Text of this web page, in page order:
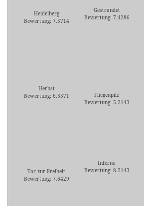
Heidelberg
Bewertung: 7.5714
Gestrandet
Bewertung: 7.4286
Herbst
Bewertung: 6.3571
Fliegenpilz
Bewertung: 5.2143
Tor zur Freiheit
Bewertung: 7.6429
Inferno
Bewertung: 8.2143